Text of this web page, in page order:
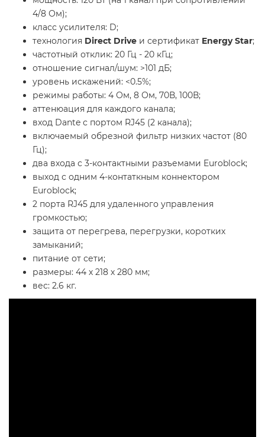
4/8 Ом);
класс усилителя: D;
технология Direct Drive и сертификат Energy Star;
частотный отклик: 20 Гц - 20 кГц;
отношение сигнал/шум: >101 дБ;
уровень искажений: <0.5%;
режимы работы: 4 Ом, 8 Ом, 70В, 100В;
аттенюация для каждого канала;
вход Dante с портом RJ45 (2 канала);
включаемый обрезной фильтр низких частот (80
Гц);
два входа с 3-контактными разъемами Euroblock;
выход с одним 4-контаткным коннектором
Euroblock;
2 порта RJ45 для удаленного управления
громкостью;
защита от перегрева, перегрузки, коротких
замыканий;
питание от сети;
размеры: 44 х 218 х 280 мм;
вес: 2.6 кг.